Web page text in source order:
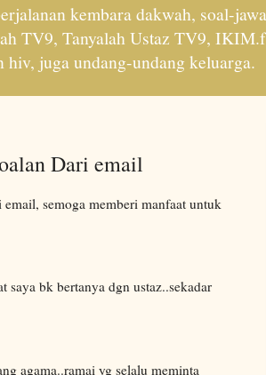
kembara dakwah, soal-
TV9, Tanyalah Ustaz TV9,
juga undang-undang keluarga.
Dari email
semoga memberi manfaat untuk
saya bk bertanya dgn ustaz..sekadar
agama..ramai yg selalu meminta